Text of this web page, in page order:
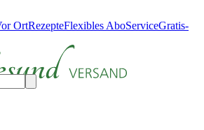
OrtRezepteFlexibles AboServiceGratis-